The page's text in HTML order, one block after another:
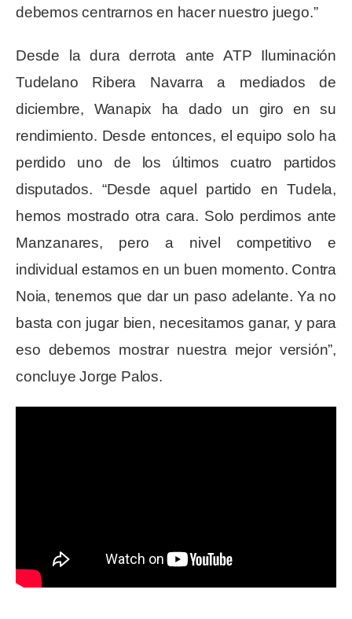
debemos centrarnos en hacer nuestro juego.”
Desde la dura derrota ante ATP Iluminación
Tudelano Ribera Navarra a mediados de
diciembre, Wanapix ha dado un giro en su
rendimiento. Desde entonces, el equipo solo ha
perdido uno de los últimos cuatro partidos
disputados. “Desde aquel partido en Tudela,
hemos mostrado otra cara. Solo perdimos ante
Manzanares, pero a nivel competitivo e
individual estamos en un buen momento. Contra
Noia, tenemos que dar un paso adelante. Ya no
basta con jugar bien, necesitamos ganar, y para
eso debemos mostrar nuestra mejor versión”,
concluye Jorge Palos.